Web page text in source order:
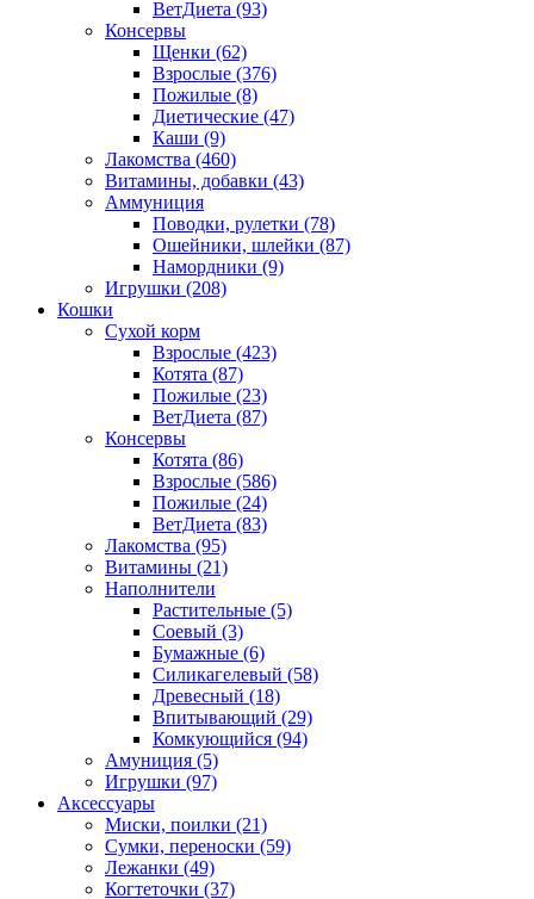
ВетДиета (93)
Консервы
Щенки (62)
Взрослые (376)
Пожилые (8)
Диетические (47)
Каши (9)
Лакомства (460)
Витамины, добавки (43)
Аммуниция
Поводки, рулетки (78)
Ошейники, шлейки (87)
Намордники (9)
Игрушки (208)
Кошки
Сухой корм
Взрослые (423)
Котята (87)
Пожилые (23)
ВетДиета (87)
Консервы
Котята (86)
Взрослые (586)
Пожилые (24)
ВетДиета (83)
Лакомства (95)
Витамины (21)
Наполнители
Растительные (5)
Соевый (3)
Бумажные (6)
Силикагелевый (58)
Древесный (18)
Впитывающий (29)
Комкующийся (94)
Амуниция (5)
Игрушки (97)
Аксессуары
Миски, поилки (21)
Сумки, переноски (59)
Лежанки (49)
Когтеточки (37)